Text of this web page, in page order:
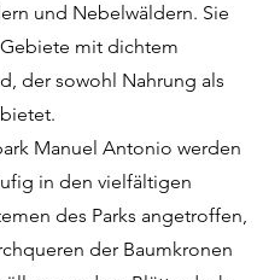
und Nebelwäldern. Sie
mit dichtem
der sowohl Nahrung als
Manuel Antonio werden
in den vielfältigen
des Parks angetroffen,
der Baumkronen